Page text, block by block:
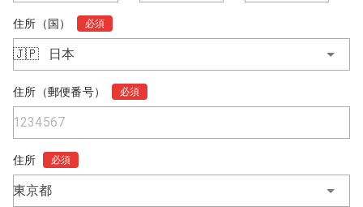
住所（国） 必須
🇯🇵 日本
住所（郵便番号） 必須
住所 必須
東京都